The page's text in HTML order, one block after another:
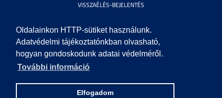
Oldalainkon HTTP-sütiket használunk.
Adatvédelmi tájékoztatónkban olvasható,
hogyan gondoskodunk adatai védelméről.
További információ
Elfogadom
VISSZAÉLÉS-BEJELENTÉS
KÖZÉRDEKŰ ADATOK
IMPRESSZUM